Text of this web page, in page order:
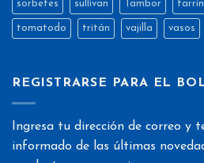
sorbetes sullivan Tambor
tomatodo tritán vajilla vasos
REGISTRARSE PARA EL
Ingresa tu dirección de correo y
informado de las últimas